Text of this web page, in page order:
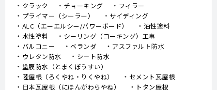
クラック チョーキング
フィラー
プライマー（シーラー）
サイディング
ALC（エーエルシー/パワーボード）
油性塗料
水性塗料
シーリング（コーキング）工事
バルコニー
ベランダ
アスファルト防水
ウレタン防水
シート防水
塗膜防水（とまくぼうすい）
陸屋根（ろくやね・りくやね）
セメント瓦屋根
日本瓦屋根（にほんがわらやね）
トタン屋根